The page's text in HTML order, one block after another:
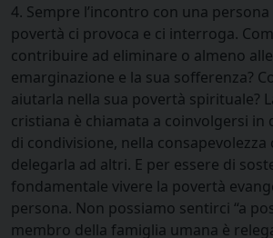
4. Sempre l’incontro con una
povertà ci provoca e ci interroga.
contribuire ad eliminare o almeno
emarginazione e la sua sofferenza?
aiutarla nella sua povertà spirituale?
cristiana è chiamata a coinvolgersi in
di condivisione, nella consapevolezza
delegarla ad altri. E per essere di
fondamentale vivere la povertà
persona. Non possiamo sentirci “a
membro della famiglia umana è